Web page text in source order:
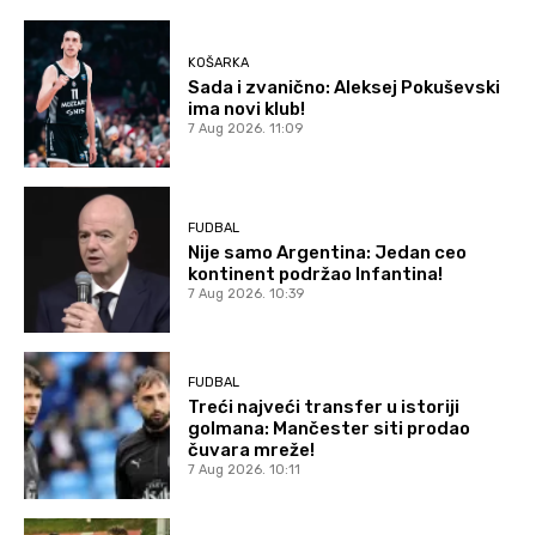
KOŠARKA
Sada i zvanično: Aleksej Pokuševski
ima novi klub!
7 Aug 2026. 11:09
FUDBAL
Nije samo Argentina: Jedan ceo
kontinent podržao Infantina!
7 Aug 2026. 10:39
FUDBAL
Treći najveći transfer u istoriji
golmana: Mančester siti prodao
čuvara mreže!
7 Aug 2026. 10:11